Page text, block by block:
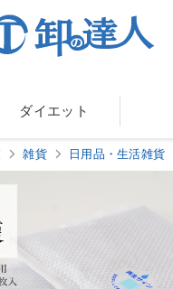
ダイエット
雑貨 日用品・生活雑貨